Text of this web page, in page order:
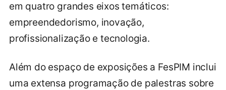
em quatro grandes eixos temáticos:
empreendedorismo, inovação,
profissionalização e tecnologia.
Além do espaço de exposições a FesPIM inclui
uma extensa programação de palestras sobre